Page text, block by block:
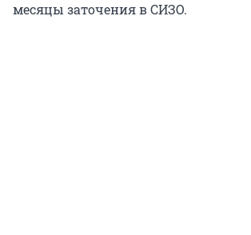
месяцы заточения в СИЗО.